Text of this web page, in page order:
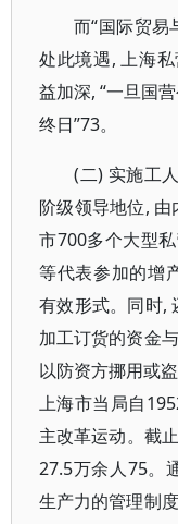
而“国际贸易
处此境遇, 上海
益加深, “一旦国
终日”73。
(二) 实施工
阶级领导地位,
市700多个大型
等代表参加的增
有效形式。同时,
加工订货的资金
以防资方挪用或
上海市当局自
主改革运动。截
27.5万余人75。
生产力的管理制